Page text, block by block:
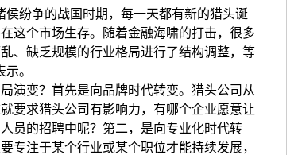
纷争的战国时期，每一天都有新的猎头诞
这个市场生存。随着金融海啸的打击，很多
、缺乏规模的行业格局进行了结构调整，等
。
变？首先是向品牌时代转变。猎头公司从
要求猎头公司有影响力，有哪个企业愿意让
员的招聘中呢？第二，是向专业化时代转
专注于某个行业或某个职位才能持续发展，